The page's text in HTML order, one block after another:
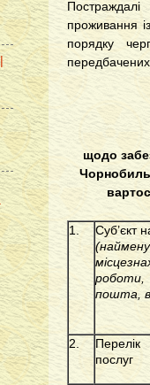
проживання
порядку
щодо
1.
Суб’єкт
роботи,
пошта,
2.
Перелік
послуг